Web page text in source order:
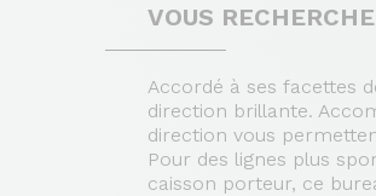
VOUS
Accordé à ses facettes
direction brillante.
direction vous
Pour des lignes plus
caisson porteur, ce